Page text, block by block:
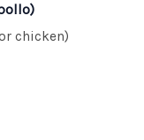
chicken)